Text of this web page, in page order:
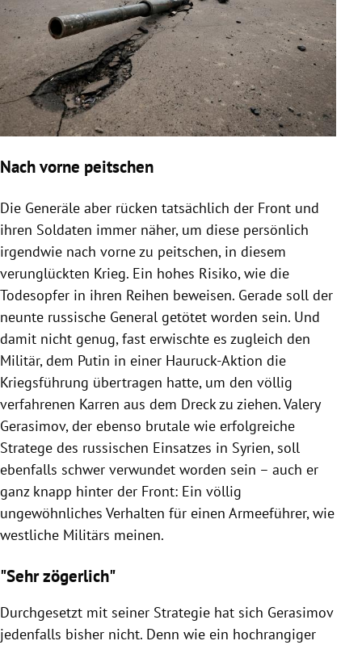
Nach vorne peitschen
Die Generäle aber rücken tatsächlich der Front und
ihren Soldaten immer näher, um diese persönlich
irgendwie nach vorne zu peitschen, in diesem
verunglückten Krieg. Ein hohes Risiko, wie die
Todesopfer in ihren Reihen beweisen. Gerade soll der
neunte russische General getötet worden sein. Und
damit nicht genug, fast erwischte es zugleich den
Militär, dem Putin in einer Hauruck-Aktion die
Kriegsführung übertragen hatte, um den völlig
verfahrenen Karren aus dem Dreck zu ziehen. Valery
Gerasimov, der ebenso brutale wie erfolgreiche
Stratege des russischen Einsatzes in Syrien, soll
ebenfalls schwer verwundet worden sein – auch er
ganz knapp hinter der Front: Ein völlig
ungewöhnliches Verhalten für einen Armeeführer, wie
westliche Militärs meinen.
"Sehr zögerlich"
Durchgesetzt mit seiner Strategie hat sich Gerasimov
jedenfalls bisher nicht. Denn wie ein hochrangiger